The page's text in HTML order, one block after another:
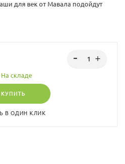
для век от Мавала подойдут
как имеют достаточно мягкую
На складе
КУПИТЬ
В ОДИН КЛИК